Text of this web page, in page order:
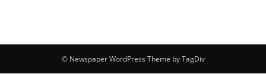
© Newspaper WordPress Theme by TagDiv